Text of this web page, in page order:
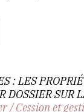
: LES
DOSSIER SUR
/Cession et